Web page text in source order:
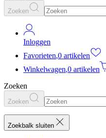
Zoeken
Inloggen
Favorieten,0 artikelen
Winkelwagen,0 artikelen
Zoeken
Zoeken
Zoekbalk sluiten